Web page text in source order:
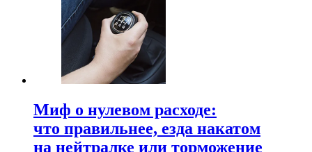
Миф о нулевом расходе:
что правильнее, езда накатом
на нейтралке или торможение